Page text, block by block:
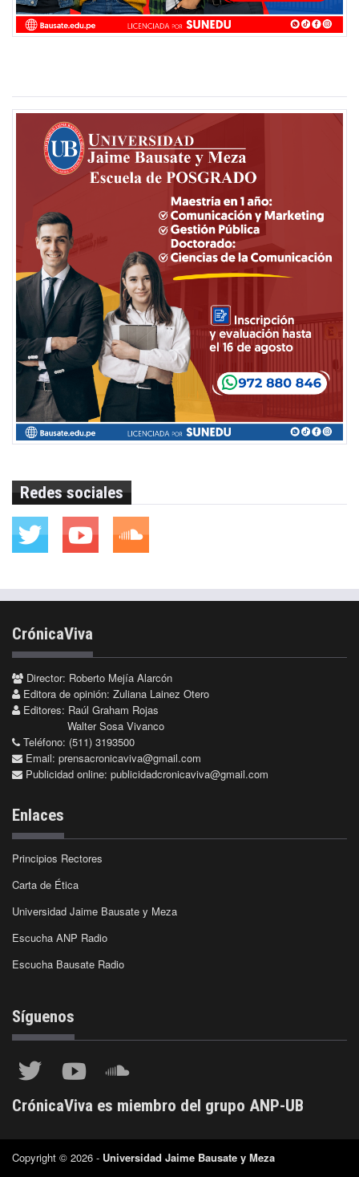
Redes sociales
CrónicaViva
Director: Roberto Mejía Alarcón
Editora de opinión: Zuliana Lainez Otero
Editores: Raúl Graham Rojas
Walter Sosa Vivanco
Teléfono: (511) 3193500
Email: prensacronicaviva@gmail.com
Publicidad online: publicidadcronicaviva@gmail.com
Enlaces
Principios Rectores
Carta de Ética
Universidad Jaime Bausate y Meza
Escucha ANP Radio
Escucha Bausate Radio
Síguenos
CrónicaViva es miembro del grupo ANP-UB
Copyright © 2026 - Universidad Jaime Bausate y Meza